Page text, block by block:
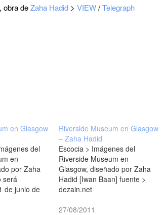
deZaha Hadid> VIEW/Telegraph
en Glasgow
del
en
por Zaha
será
de junio de
Riverside Museum en Glasgow
– Zaha Hadid
Escocia > Imágenes del
Riverside Museum en
Glasgow, diseñado por Zaha
Hadid [Iwan Baan] fuente >
dezain.net
27/08/2011